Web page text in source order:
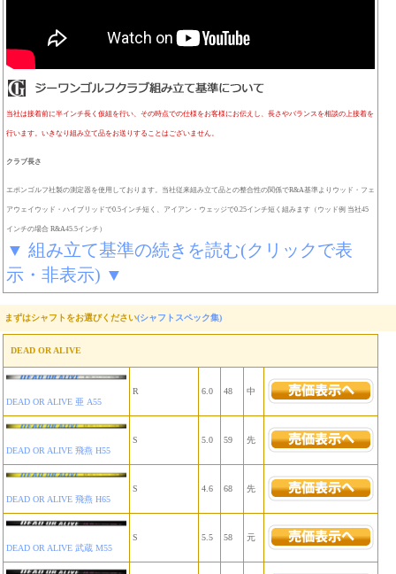
当社は接着前に半インチ長く仮組を行い、その時点での仕様をお客様にお伝えし、長さやバランスを相談の上接着を
行います。いきなり組み立て品をお送りすることはございません。
クラブ長さ
エポンゴルフ社製の測定器を使用しております。当社従来組み立て品との整合性の関係でR&A基準よりウッド・フェ
アウェイウッド・ハイブリッドで0.5インチ短く、アイアン・ウェッジで0.25インチ短く組みます（ウッド例 当社45
インチの場合 R&A45.5インチ）
▼ 組み立て基準の続きを読む(クリックで表
示・非表示) ▼
まずはシャフトをお選びください(シャフトスペック集)
DEAD OR ALIVE
DEAD OR ALIVE 亜 A55
R 6.0 48 中
DEAD OR ALIVE 飛燕 H55
S 5.0 59 先
DEAD OR ALIVE 飛燕 H65
S 4.6 68 先
DEAD OR ALIVE 武蔵 M55
S 5.5 58 元